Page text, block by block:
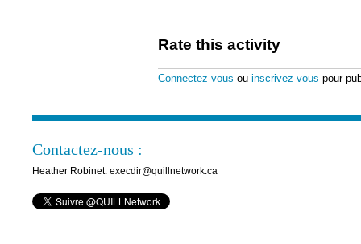
Rate this activity
Connectez-vous ou inscrivez-vous pour
Contactez-nous :
Heather Robinet: execdir@quillnetwork.ca